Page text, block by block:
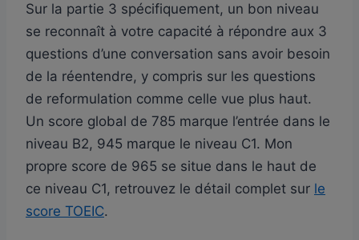
Sur la partie 3 spécifiquement, un bon niveau
se reconnaît à votre capacité à répondre aux 3
questions d’une conversation sans avoir besoin
de la réentendre, y compris sur les questions
de reformulation comme celle vue plus haut.
Un score global de 785 marque l’entrée dans le
niveau B2, 945 marque le niveau C1. Mon
propre score de 965 se situe dans le haut de
ce niveau C1, retrouvez le détail complet sur le
score TOEIC.